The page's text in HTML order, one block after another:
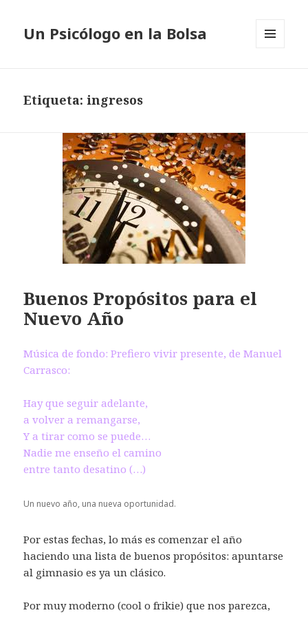
Un Psicólogo en la Bolsa
Etiqueta: ingresos
Buenos Propósitos para el
Nuevo Año
Música de fondo: Prefiero vivir presente, de Manuel
Carrasco:
Hay que seguir adelante,
a volver a remangarse,
Y a tirar como se puede…
Nadie me enseño el camino
entre tanto desatino (…)
Un nuevo año, una nueva oportunidad.
Por estas fechas, lo más es comenzar el año
haciendo una lista de buenos propósitos: apuntarse
al gimnasio es ya un clásico.
Por muy moderno (cool o frikie) que nos parezca,